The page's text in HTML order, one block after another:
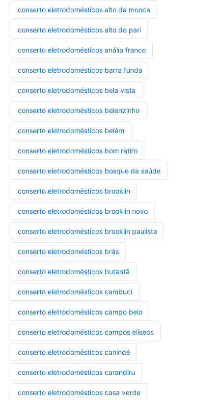
conserto eletrodomésticos alto da mooca
conserto eletrodomésticos alto do pari
conserto eletrodomésticos anália franco
conserto eletrodomésticos barra funda
conserto eletrodomésticos bela vista
conserto eletrodomésticos belenzinho
conserto eletrodomésticos belém
conserto eletrodomésticos bom retiro
conserto eletrodomésticos bosque da saúde
conserto eletrodomésticos brooklin
conserto eletrodomésticos brooklin novo
conserto eletrodomésticos brooklin paulista
conserto eletrodomésticos brás
conserto eletrodomésticos butantã
conserto eletrodomésticos cambuci
conserto eletrodomésticos campo belo
conserto eletrodomésticos campos elíseos
conserto eletrodomésticos canindé
conserto eletrodomésticos carandiru
conserto eletrodomésticos casa verde